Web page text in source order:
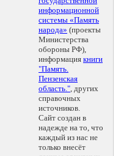
информационной
системы «Память
народа» (проекты
Министерства
обороны РФ),
информация книги
"Память.
Пензенская
область.", других
справочных
источников.
Сайт создан в
надежде на то, что
каждый из нас не
только внесёт